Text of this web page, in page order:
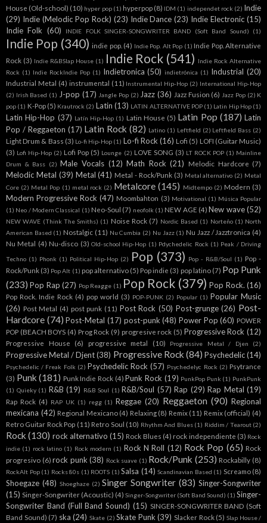
House (Old-school) (10) hyper pop (1) hyperpop (8) IDM (1) independet rock (2) Indie
(29) Indie (Melodic Pop Rock) (23) Indie Dance (23) Indie Electronic (15)
Indie Folk (60) INDIE FOLK SINGER-SONGWRITER BAND (Soft Band Sound) (1)
Indie Pop (340) indie pop. (4) Indie Pop. Alt Pop (1) Indie Pop. Alternative
Rock (3) Indie R&BSlap House (1) Indie Rock (541) Indie Rock Alternative
Rock (1) Indie RockIndie Pop (1) Indietronica (50) indietrónica (1) Industrial (20)
Industrial Metal (4) instrumental (11) Instrumental Hip-Hop (2) International Hip-Hop
(2) Irish Based (1) J-pop (17) Jangle Pop (2) Jazz (36) Jazz Fusion (6) Jazz Pop (2) K
pop (1) K-Pop (5) Krautrock (2) Latin (13) LATIN ALTERNATIVE POP (1) Latin Hip Hop (1)
Latin Hip-Hop (37) Latín Hip-Hop (1) Latin House (5) Latin Pop (187) Latin
Pop / Reggaeton (17) Latin Rock (82) Latino (1) Leftfield (2) Leftfield Bass (2)
Light Drum & Bass (3) Lo-fi Hip-Hop (1) Lo-fi Rock (16) Lofi (5) LOFI (Guitar Music)
(3) Lofi Hip-Hop (2) Lofi Pop (5) Lounge (2) LOVE SONG (3) LT ROCK POP (1) Mainline
Drum & Bass (2) Male Vocals (12) Math Rock (21) Melodic Hardcore (7)
Melodic Metal (39) Metal (41) Metal - Rock/Punk (3) Metal alternativo (2) Metal
Core (2) Metal Pop (1) metal rock (2) Metalcore (145) Midtempo (2) Modern (3)
Modern Progressive Rock (47) Moombahton (3) Motivational (1) Música Popular
(1) Neo / Modern Classical (1) Neo-Soul (7) neofolk (1) NEW AGE (4) New wave (52)
NEW WAVE (Think The Smiths) (1) Noise Rock (7) Nordic Based (1) Norteño (1) North
American Based (1) Nostalgic (11) Nu Cumbia (2) Nu Jazz (1) Nu Jazz / Jazztronica (4)
Nu Metal (4) Nu-disco (3) Old-school Hip-Hop (1) Pdychedelic Rock (1) Peak / Driving
Techno (1) Phonk (1) Political Hip-Hop (2) Pop (373) Pop - R&B/Soul (1) Pop -
Rock/Punk (3) Pop Alt (1) pop alternativo (5) Pop indie (3) pop latino (7) Pop Punk
(233) Pop Rap (27) Pop Reagge (1) Pop Rock (379) Pop Rock. (16)
Pop Rock. Indie Rock (4) pop world (3) POP-PUNK (2) Popular (1) Popular Music
(26) Post Metal (4) post punk (11) Post Rock (50) Post-grunge (26) Post-
Hardcore (74) Post-Metal (17) post-punk (48) Power Pop (60) POWER
POP (BEACH BOYS (4) Prog Rock (9) progresive rock (5) Progressive Rock (12)
Progressive House (6) progressive metal (10) Progressive Metal / Djen (2)
Progressive Metal / Djent (38) Progressive Rock (84) Psychedelic(14)
Psychedelic / Freak Folk (2) Psychedelic Rock (57) Psychedelyc Rock (2) Psytrance
(3) Punk (181) Punk Indie Rock (4) Punk Rock (19) PunkPop Punk (1) PunkPunk
(1) Quieky (1) R&B (19) R&B Soul (1) R&B/Soul (57) Rap (29) Rap Metal (19)
Rap Rock (4) RAP UK (1) regg (1) Reggae (20) Reggaeton (90) Regional
mexicana (42) Regional Mexicano (4) Relaxing (8) Remix (11) Remix (official) (4)
Retro Guitar Rock Pop (11) Retro Soul (10) Rhythm And Blues (1) Riddim / Tearout (2)
Rock (130) rock alternativo (15) Rock Blues (4) rock independiente (3) Rock
indie (1) rock latino (1) Rock modern (1) Rock N Roll (12) Rock Pop (65) Rock
progresivo (6) rock punk (38) Rock suave (1) Rock/Punk (253) Rockabilly (8)
RockAlt Pop (1) Rocks 80s (1) ROOTS (1) Salsa (14) Scandinavian Based (1) Screamo (8)
Shoegaze (48) Shoeghaze (2) Singer Songwriter (83) Singer-Songwriter
(15) Singer-Songwriter (Acoustic) (4) Singer-Songwriter (Soft Band Sound) (1) Singer-
Songwriter Band (Full Band Sound) (15) SINGER-SONGWRITER BAND (Soft
Band Sound) (7) ska (24) Skate (2) Skate Punk (39) Slacker Rock (5) Slap House /